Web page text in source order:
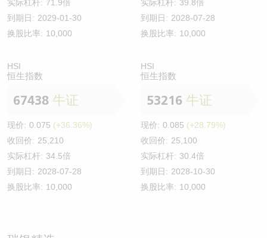
实际杠杆: 71.9倍
到期日: 2029-01-30
换股比率: 10,000
实际杠杆: 39.8倍
到期日: 2028-07-28
换股比率: 10,000
HSI
恒生指数
67438 牛证
现价: 0.075 (+36.36%)
收回价: 25,210
实际杠杆: 34.5倍
到期日: 2028-07-28
换股比率: 10,000
HSI
恒生指数
53216 牛证
现价: 0.085 (+28.79%)
收回价: 25,100
实际杠杆: 30.4倍
到期日: 2028-10-30
换股比率: 10,000